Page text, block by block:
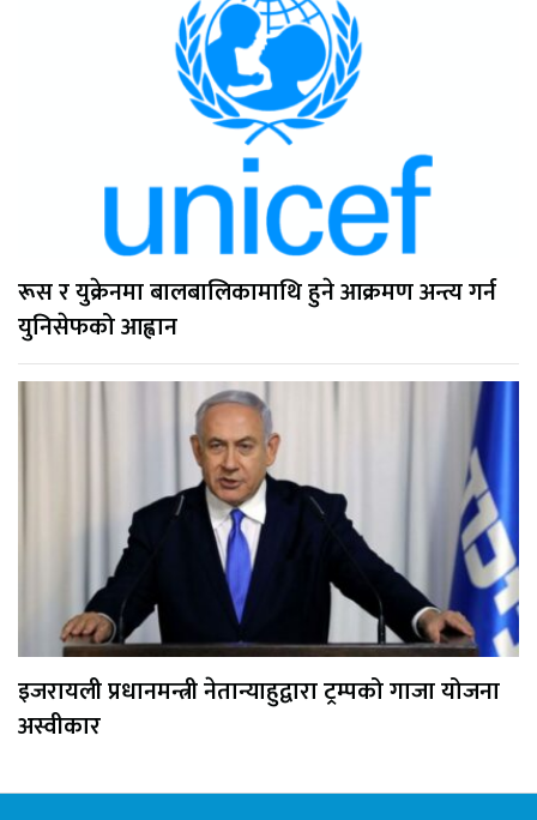
रूस र युक्रेनमा बालबालिकामाथि हुने आक्रमण अन्त्य गर्न
युनिसेफको आह्वान
इजरायली प्रधानमन्त्री नेतान्याहुद्वारा ट्रम्पको गाजा योजना
अस्वीकार